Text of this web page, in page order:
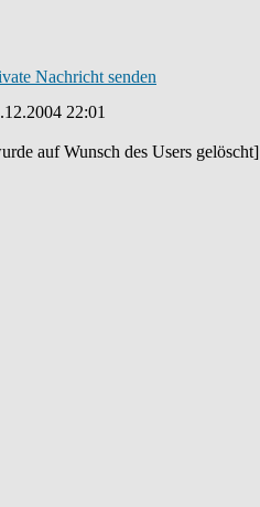
22:01
auf Wunsch des Users gelöscht]